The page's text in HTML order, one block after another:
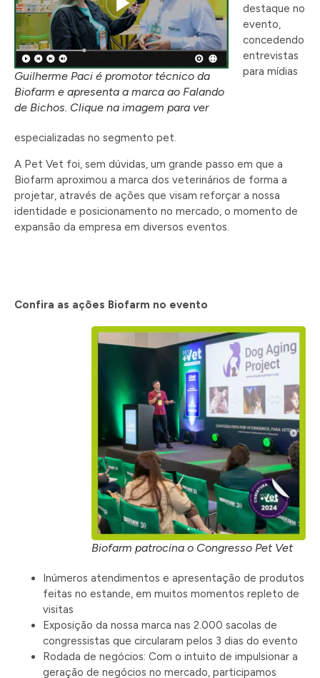
Guilherme Paci é promotor técnico da
Biofarm e apresenta a marca ao Falando
de Bichos. Clique na imagem para ver
destaque no
evento,
concedendo
entrevistas
para mídias
especializadas no segmento pet.
A Pet Vet foi, sem dúvidas, um grande passo em que a
Biofarm aproximou a marca dos veterinários de forma a
projetar, através de ações que visam reforçar a nossa
identidade e posicionamento no mercado, o momento de
expansão da empresa em diversos eventos.
Confira as ações Biofarm no evento
Biofarm patrocina o Congresso Pet Vet
Inúmeros atendimentos e apresentação de produtos
feitas no estande, em muitos momentos repleto de
visitas
Exposição da nossa marca nas 2.000 sacolas de
congressistas que circularam pelos 3 dias do evento
Rodada de negócios: Com o intuito de impulsionar a
geração de negócios no mercado, participamos